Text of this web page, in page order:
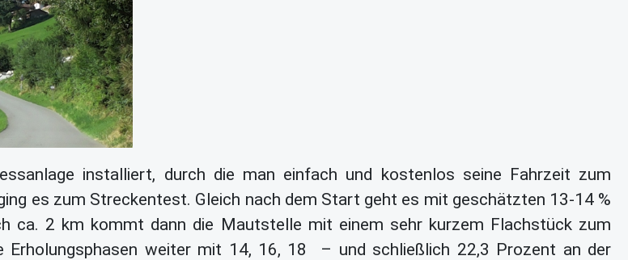
installiert, durch die man einfach und kostenlos seine Fahrzeit zum
es zum Streckentest. Gleich nach dem Start geht es mit geschätzten 13-14 %
ca. 2 km kommt dann die Mautstelle mit einem sehr kurzem Flachstück zum
Erholungsphasen weiter mit 14, 16, 18 – und schließlich 22,3 Prozent an der